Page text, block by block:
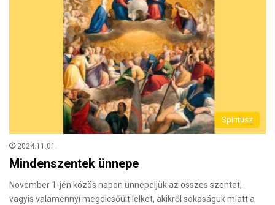
Spiritusz
2024.11.01.
Mindenszentek ünnepe
November 1-jén közös napon ünnepeljük az összes szentet,
vagyis valamennyi megdicsőült lelket, akikről sokaságuk miatt a